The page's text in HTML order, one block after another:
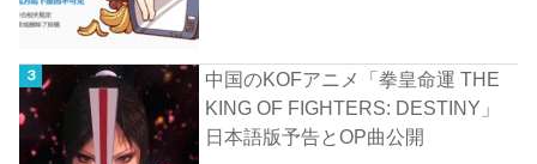
中国のKOFアニメ「拳皇命運 THE
KING OF FIGHTERS: DESTINY」
日本語版予告とOP曲公開